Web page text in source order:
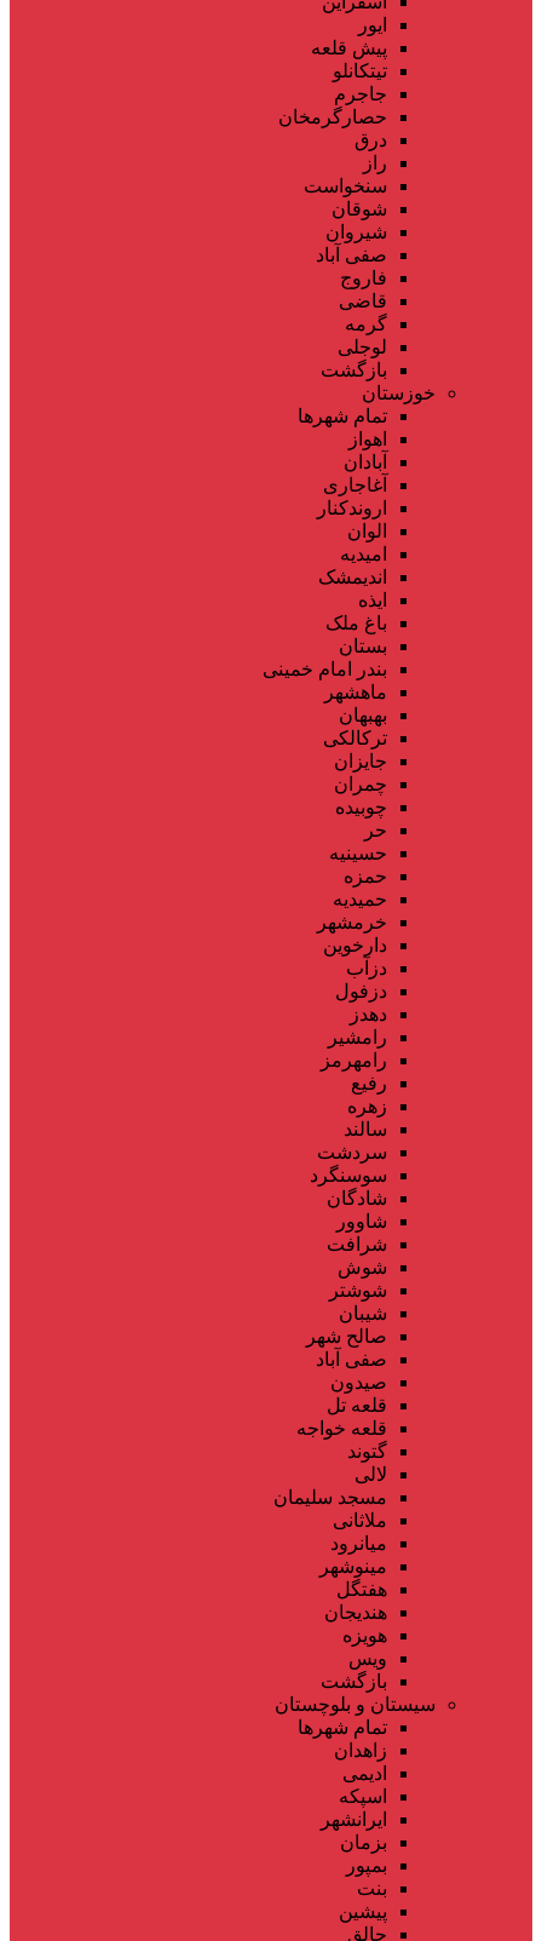
ایور
پیش قلعه
تیتکانلو
جاجرم
حصارگرمخان
درق
راز
سنخواست
شوقان
شیروان
صفی آباد
فاروج
قاضی
گرمه
لوجلی
بازگشت
خوزستان
تمام شهر‌ها
اهواز
آبادان
آغاجاری
اروندکنار
الوان
امیدیه
اندیمشک
ایذه
باغ ملک
بستان
بندر امام خمینی
ماهشهر
بهبهان
ترکالکی
جایزان
چمران
چوبیده
حر
حسینیه
حمزه
حمیدیه
خرمشهر
دارخوین
دزآب
دزفول
دهدز
رامشیر
رامهرمز
رفیع
زهره
سالند
سردشت
سوسنگرد
شادگان
شاوور
شرافت
شوش
شوشتر
شیبان
صالح شهر
صفی آباد
صیدون
قلعه تل
قلعه خواجه
گتوند
لالی
مسجد سلیمان
ملاثانی
میانرود
مینوشهر
هفتگل
هندیجان
هویزه
ویس
بازگشت
سیستان و بلوچستان
تمام شهر‌ها
زاهدان
ادیمی
اسپکه
ایرانشهر
بزمان
بمپور
بنت
پیشین
جالق